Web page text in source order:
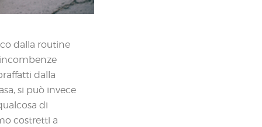
dalla routine
dalla
si può invece
di
costretti a